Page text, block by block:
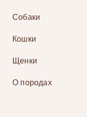
Собаки
Кошки
Щенки
О породах